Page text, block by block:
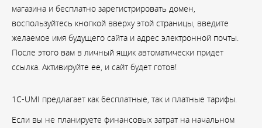
магазина и бесплатно зарегистрировать домен,
воспользуйтесь кнопкой вверху этой страницы, введите
желаемое имя будущего сайта и адрес электронной почты.
После этого вам в личный ящик автоматически придет
ссылка. Активируйте ее, и сайт будет готов!
1C-UMI предлагает как бесплатные, так и платные тарифы.
Если вы не планируете финансовых затрат на начальном